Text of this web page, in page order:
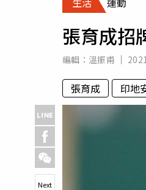
張育成招
編輯： 溫振甫
張育成 印地
Next